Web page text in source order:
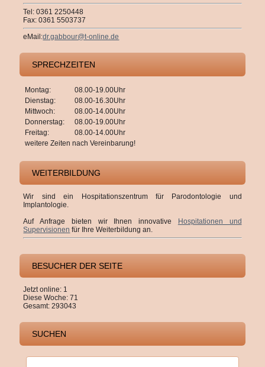
Tel: 0361 2250448
Fax: 0361 5503737
eMail:dr.gabbour@t-online.de
SPRECHZEITEN
Montag:
08.00-19.00Uhr
Dienstag:
08.00-16.30Uhr
Mittwoch:
08.00-14.00Uhr
Donnerstag:
08.00-19.00Uhr
Freitag:
08.00-14.00Uhr
weitere Zeiten nach Vereinbarung!
WEITERBILDUNG
Wir sind ein Hospitationszentrum für Parodontologie und
Implantologie.
Auf Anfrage bieten wir Ihnen innovative
Hospitationen und
Supervisionen für Ihre Weiterbildung an.
BESUCHER DER SEITE
Jetzt online: 1
Diese Woche: 71
Gesamt: 293043
SUCHEN